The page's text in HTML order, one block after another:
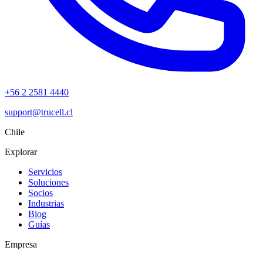
+56 2 2581 4440
support@trucell.cl
Chile
Explorar
Servicios
Soluciones
Socios
Industrias
Blog
Guías
Empresa